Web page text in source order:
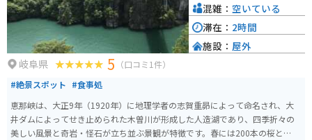
岐阜県 5 （口コミ1件）
#絶景スポット #食事処
恵那峡は、大正9年（1920年）に地理学者の志賀重昴によって命名され、大
井ダムによってせき止められた木曽川が形成した人造湖であり、四季折々の
美しい風景と奇岩・怪石が立ち並ぶ景観が特徴です。春には200本の桜とツツ
混雑： 空いている
滞在： 2時間
施設： 屋外